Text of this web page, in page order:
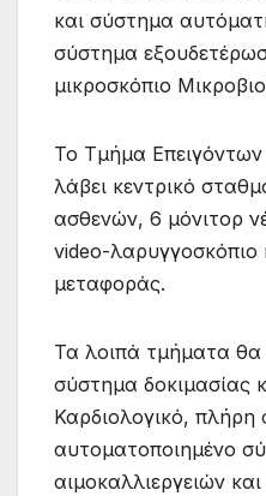
και σύστημα
σύστημα
μικροσκόπιο
Το Τμήμα
λάβει κεντρικό
ασθενών, 6 μόνιτορ
video-λαρυγγοσκόπιο
μεταφοράς.
Τα λοιπά τμήματα θα
σύστημα δοκιμασίας
Καρδιολογικό, πλήρη
αυτοματοποιημένο
αιμοκαλλιεργειών